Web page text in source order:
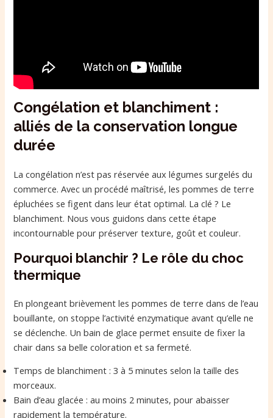
Congélation et blanchiment :
alliés de la conservation longue
durée
La congélation n’est pas réservée aux légumes surgelés du
commerce. Avec un procédé maîtrisé, les pommes de terre
épluchées se figent dans leur état optimal. La clé ? Le
blanchiment. Nous vous guidons dans cette étape
incontournable pour préserver texture, goût et couleur.
Pourquoi blanchir ? Le rôle du choc
thermique
En plongeant brièvement les pommes de terre dans de l’eau
bouillante, on stoppe l’activité enzymatique avant qu’elle ne
se déclenche. Un bain de glace permet ensuite de fixer la
chair dans sa belle coloration et sa fermeté.
Temps de blanchiment : 3 à 5 minutes selon la taille des
morceaux.
Bain d’eau glacée : au moins 2 minutes, pour abaisser
rapidement la température.